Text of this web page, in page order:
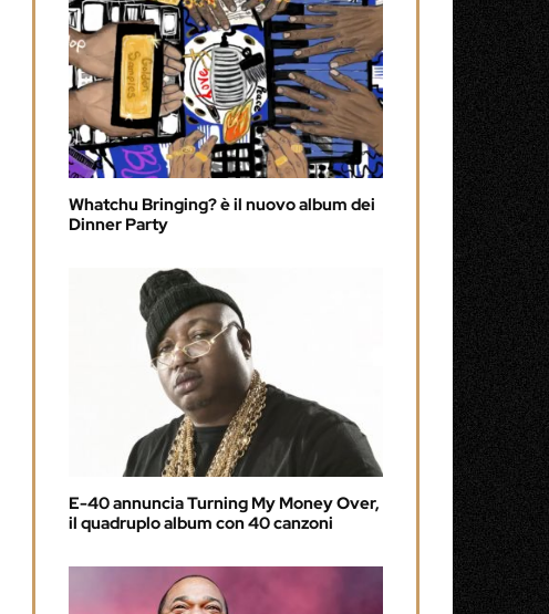
Whatchu Bringing? è il nuovo album dei
Dinner Party
E-40 annuncia Turning My Money Over,
il quadruplo album con 40 canzoni